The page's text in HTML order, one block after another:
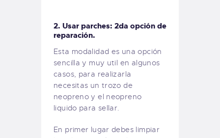
2. Usar parches: 2da opción de
reparación.
Esta modalidad es una opción
sencilla y muy util en algunos
casos, para realizarla
necesitas un trozo de
neopreno y el neopreno
liquido para sellar.
En primer lugar debes limpiar